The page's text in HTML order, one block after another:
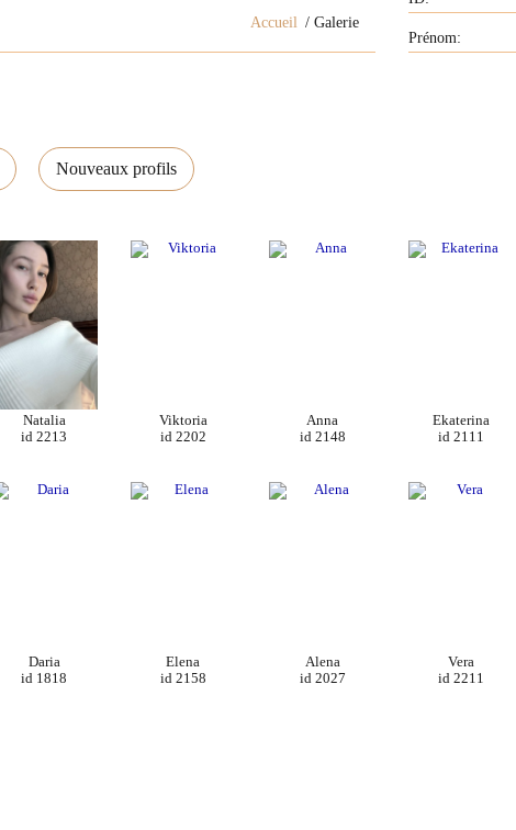
Accueil Galerie
Nouveaux profils
Natalia
id 2213
Viktoria
id 2202
Anna
id 2148
Ekaterina
id 2111
Daria
id 1818
Elena
id 2158
Alena
id 2027
Vera
id 2211